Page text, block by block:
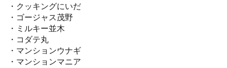
・クッキングにいだ
・ゴージャス茂野
・ミルキー並木
・コダテ丸
・マンションウナギ
・マンションマニア